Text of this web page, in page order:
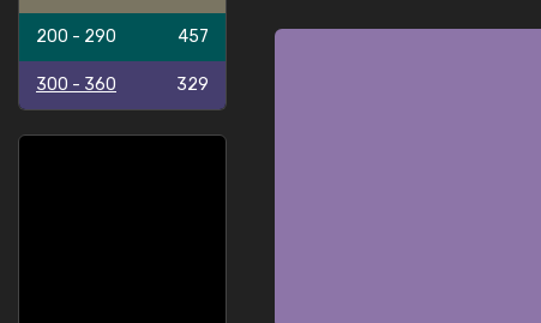
200 - 290 457
300 - 360 329